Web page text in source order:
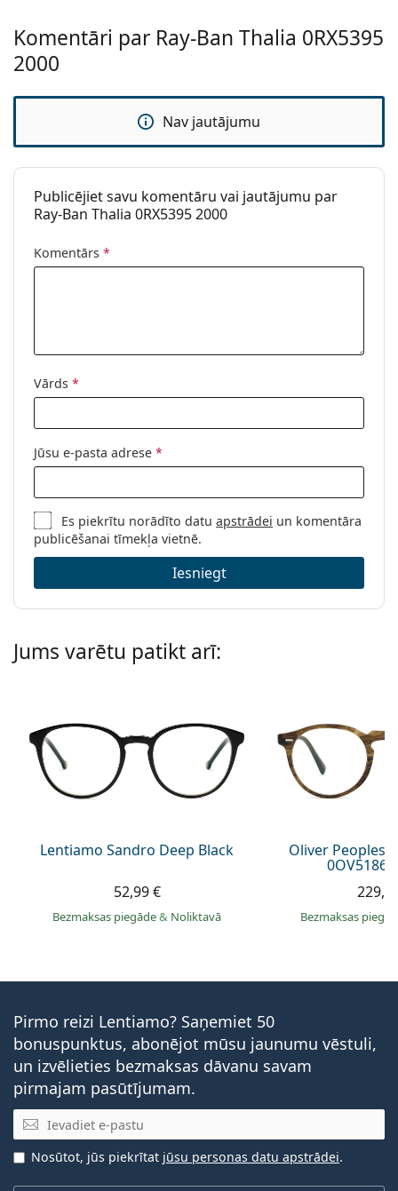
instrukcijas
Komentāri par Ray-Ban Thalia 0RX5395
2000
Nav jautājumu
Publicējiet savu komentāru vai jautājumu par
Ray-Ban Thalia 0RX5395 2000
Komentārs *
Vārds *
Jūsu e-pasta adrese *
Es piekrītu norādīto datuapstrādei un komentāra
publicēšanai tīmekļa vietnē.
Iesniegt
Jums varētu patikt arī:
Lentiamo Sandro Deep Black
52,99 €
Bezmaksas piegāde& Noliktavā
Oliver Peoples
0OV5186
Bezmaksas
Pirmo reizi Lentiamo? Saņemiet 50
bonuspunktus, abonējot mūsu jaunumu vēstuli,
un izvēlieties bezmaksas dāvanu savam
pirmajam pasūtījumam.
E-pasta adrese
Nosūtot, jūs piekrītat jūsu personas datu apstrādei.